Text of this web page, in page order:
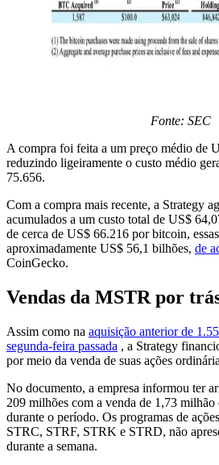
Fonte: SEC
A compra foi feita a um preço médio de
reduzindo ligeiramente o custo médio
75.656.
Com a compra mais recente, a Strategy
acumulados a um custo total de US$
de cerca de US$ 66.216 por bitcoin,
aproximadamente US$ 56,1 bilhões, de
CoinGecko.
Vendas da MSTR por
Assim como na aquisição anterior de
segunda-feira passada , a Strategy
por meio da venda de suas ações
No documento, a empresa informou ter
209 milhões com a venda de 1,73 milhão
durante o período. Os programas de
STRC, STRF, STRK e STRD, não
durante a semana.